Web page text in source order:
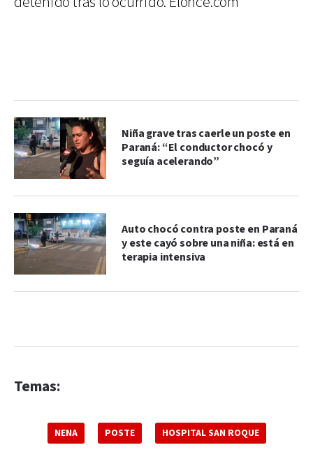
Niña grave tras caerle un poste en
Paraná: “El conductor chocó y
seguía acelerando”
Auto chocó contra poste en Paraná
y este cayó sobre una niña: está en
terapia intensiva
Temas:
NENA POSTE HOSPITAL SAN ROQUE